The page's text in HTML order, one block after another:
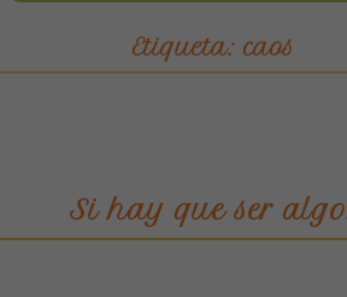
Etiqueta:caos
Si hay que ser